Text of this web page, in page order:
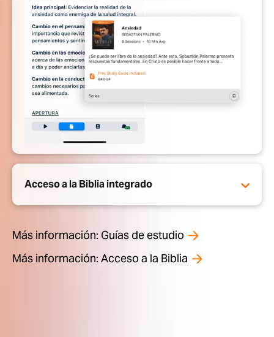
Acceso a la Biblia integrado
Más información: Guías de estudio
Más información: Acceso a la Biblia